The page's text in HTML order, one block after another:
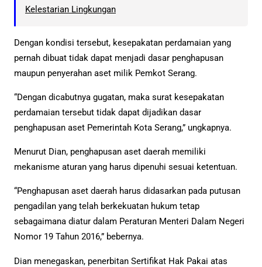
Kelestarian Lingkungan
Dengan kondisi tersebut, kesepakatan perdamaian yang
pernah dibuat tidak dapat menjadi dasar penghapusan
maupun penyerahan aset milik Pemkot Serang.
“Dengan dicabutnya gugatan, maka surat kesepakatan
perdamaian tersebut tidak dapat dijadikan dasar
penghapusan aset Pemerintah Kota Serang,” ungkapnya.
Menurut Dian, penghapusan aset daerah memiliki
mekanisme aturan yang harus dipenuhi sesuai ketentuan.
“Penghapusan aset daerah harus didasarkan pada putusan
pengadilan yang telah berkekuatan hukum tetap
sebagaimana diatur dalam Peraturan Menteri Dalam Negeri
Nomor 19 Tahun 2016,” bebernya.
Dian menegaskan, penerbitan Sertifikat Hak Pakai atas